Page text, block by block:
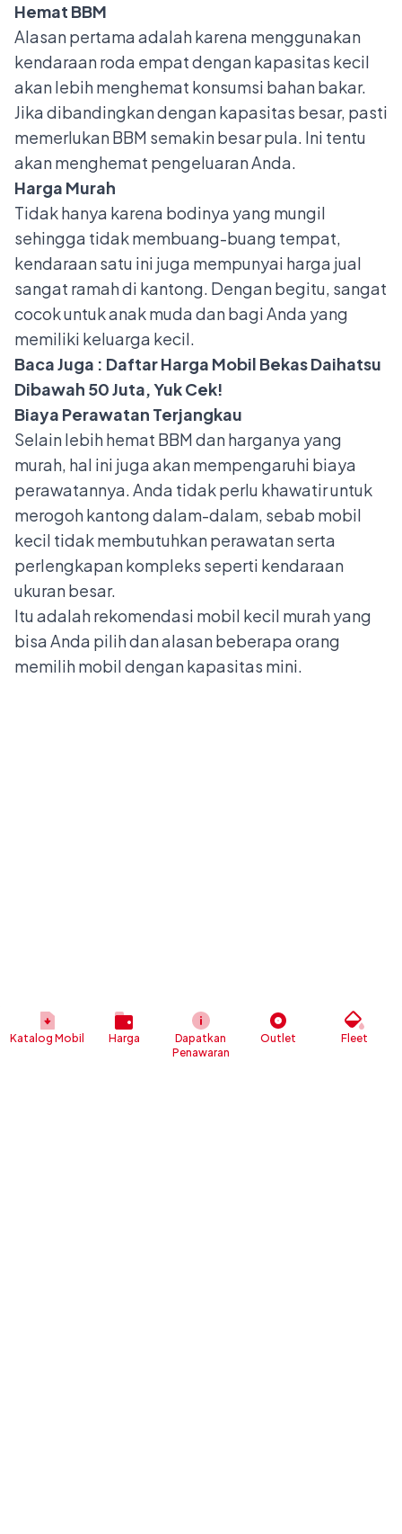
Hemat BBM
Alasan pertama adalah karena menggunakan
kendaraan roda empat dengan kapasitas kecil
akan lebih menghemat konsumsi bahan bakar.
Jika dibandingkan dengan kapasitas besar, pasti
memerlukan BBM semakin besar pula. Ini tentu
akan menghemat pengeluaran Anda.
Harga Murah
Tidak hanya karena bodinya yang mungil
sehingga tidak membuang-buang tempat,
kendaraan satu ini juga mempunyai harga jual
sangat ramah di kantong. Dengan begitu, sangat
cocok untuk anak muda dan bagi Anda yang
memiliki keluarga kecil.
Baca Juga : Daftar Harga Mobil Bekas Daihatsu
Dibawah 50 Juta, Yuk Cek!
Biaya Perawatan Terjangkau
Selain lebih hemat BBM dan harganya yang
murah, hal ini juga akan mempengaruhi biaya
perawatannya. Anda tidak perlu khawatir untuk
merogoh kantong dalam-dalam, sebab mobil
kecil tidak membutuhkan perawatan serta
perlengkapan kompleks seperti kendaraan
ukuran besar.
Itu adalah rekomendasi mobil kecil murah yang
bisa Anda pilih dan alasan beberapa orang
memilih mobil dengan kapasitas mini.
Katalog Mobil Harga
Dapatkan
Penawaran
Outlet Fleet